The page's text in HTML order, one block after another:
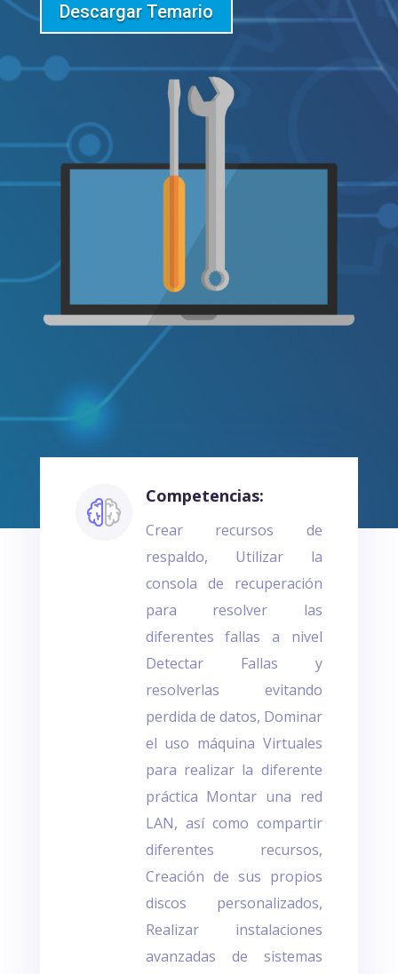
Descargar Temario
Competencias:
Crear recursos de
respaldo, Utilizar la
consola de recuperación
para resolver las
diferentes fallas a nivel
Detectar Fallas y
resolverlas evitando
perdida de datos, Dominar
el uso máquina Virtuales
para realizar la diferente
práctica Montar una red
LAN, así como compartir
diferentes recursos,
Creación de sus propios
discos personalizados,
Realizar instalaciones
avanzadas de sistemas